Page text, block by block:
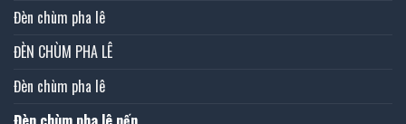
Đèn chùm pha lê
ĐÈN CHÙM PHA LÊ
Đèn chùm pha lê